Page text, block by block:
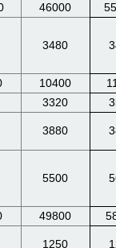
46000
3480
10400
3320
3880
5500
49800
1250